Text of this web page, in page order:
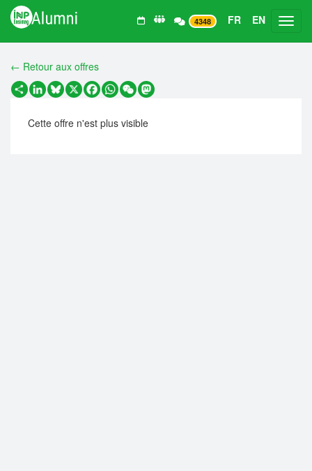
4348 FR EN
← Retour aux offres
PartagerLinkedIn
Bluesky
X Facebook
WhatsApp
WeChatMastodon
Cette offre n'est plus visible